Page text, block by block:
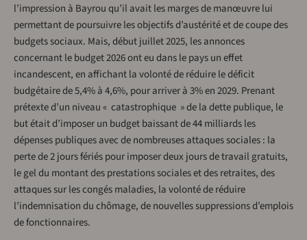
l’impression à Bayrou qu’il avait les marges de manœuvre lui
permettant de poursuivre les objectifs d’austérité et de coupe des
budgets sociaux. Mais, début juillet 2025, les annonces
concernant le budget 2026 ont eu dans le pays un effet
incandescent, en affichant la volonté de réduire le déficit
budgétaire de 5,4% à 4,6%, pour arriver à 3% en 2029. Prenant
prétexte d’un niveau « catastrophique » de la dette publique, le
but était d’imposer un budget baissant de 44 milliards les
dépenses publiques avec de nombreuses attaques sociales : la
perte de 2 jours fériés pour imposer deux jours de travail gratuits,
le gel du montant des prestations sociales et des retraites, des
attaques sur les congés maladies, la volonté de réduire
l’indemnisation du chômage, de nouvelles suppressions d’emplois
de fonctionnaires.